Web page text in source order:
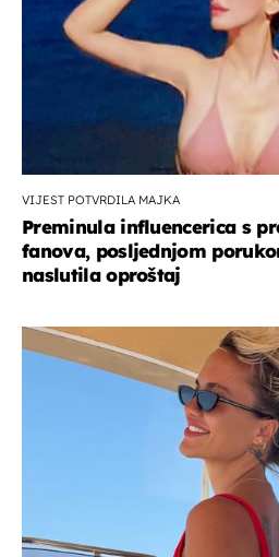
VIJEST POTVRDILA MAJKA
Preminula influencerica s
fanova, posljednjom
naslutila oproštaj